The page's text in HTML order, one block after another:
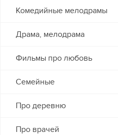
Комедийные мелодрамы
Драма, мелодрама
Фильмы про любовь
Семейные
Про деревню
Про врачей